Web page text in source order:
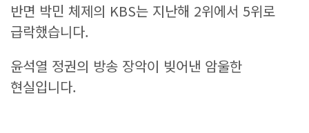
반면 박민 체제의 KBS는 지난해 2위에서 5위로
급락했습니다.
윤석열 정권의 방송 장악이 빚어낸 암울한
현실입니다.